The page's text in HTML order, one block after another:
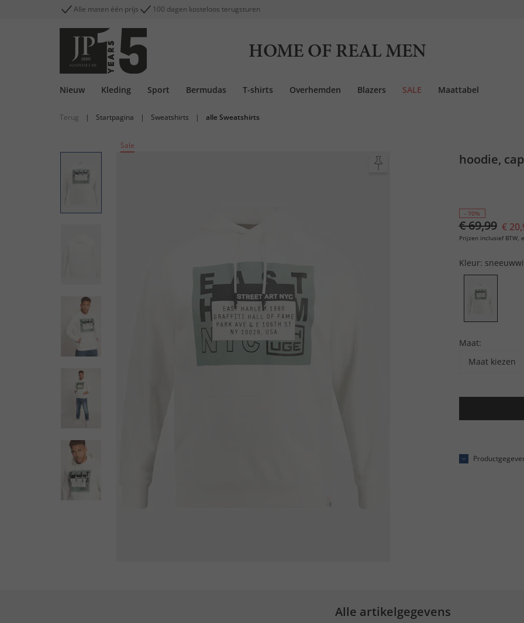
Alle maten één prijs 100 dagen kosteloos terugsturen
HOME OF REAL MEN
Nieuw Kleding Sport Bermudas T-shirts Overhemden Blazers SALE Maattabel
Terug | Startpagina | Sweatshirts | alle Sweatshirts
Sale
hoodie,
- 70%
€ 69,99 €
Prijzen inclusief BTW,
Kleur:
Maat:
Maat kiezen
Alle artikelgegevens